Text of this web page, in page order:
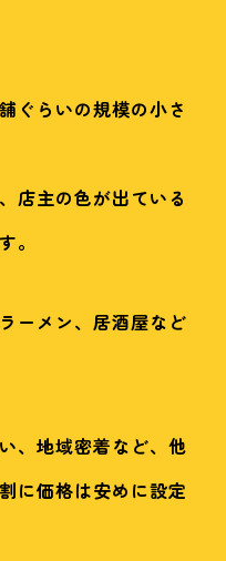
ぐらいの規模の小さ
店主の色が出ている
。
ーメン、居酒屋など
、地域密着など、他
に価格は安めに設定